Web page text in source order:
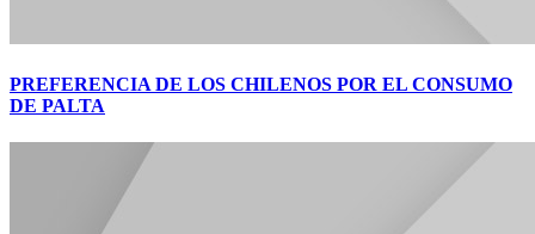
PREFERENCIA DE LOS CHILENOS POR EL CONSUMO
DE PALTA